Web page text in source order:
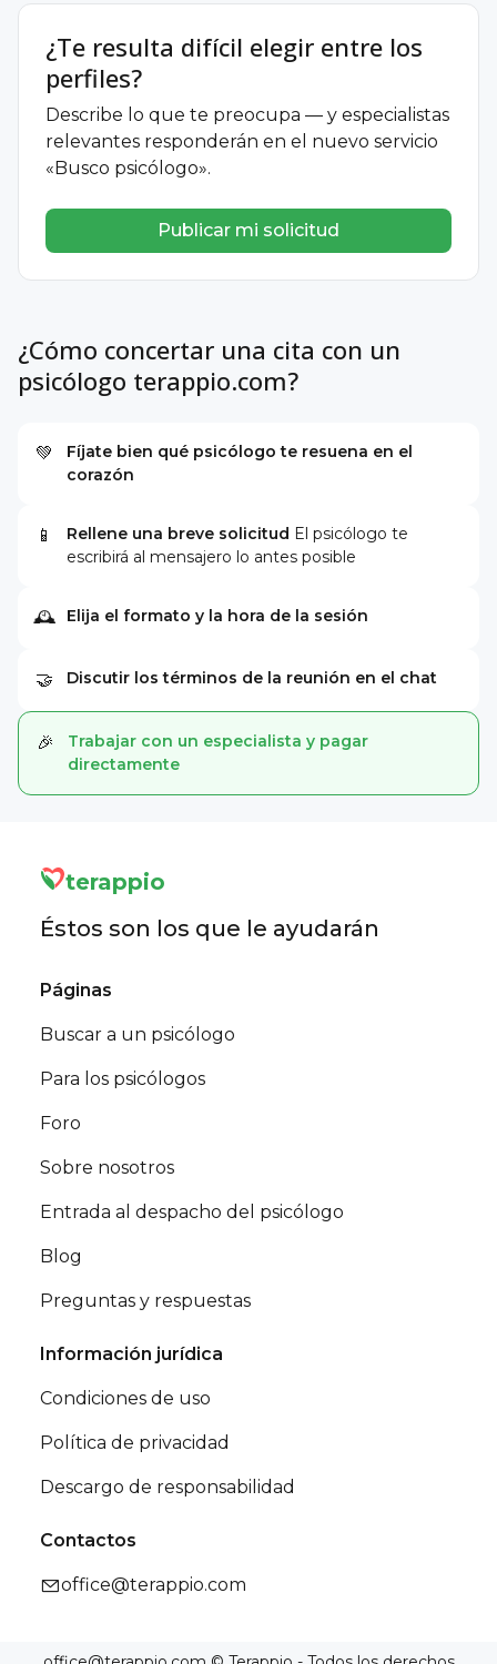
¿Te resulta difícil elegir entre los
perfiles?
Describe lo que te preocupa — y especialistas
relevantes responderán en el nuevo servicio
«Busco psicólogo».
Publicar mi solicitud
¿Cómo concertar una cita con un
psicólogo terappio.com?
💚
Fíjate bien qué psicólogo te resuena en el
corazón
📱 Rellene una breve solicitud El psicólogo te
escribirá al mensajero lo antes posible
🕰 Elija el formato y la hora de la sesión
🤝 Discutir los términos de la reunión en el chat
🎉
Trabajar con un especialista y pagar
directamente
terappio
Éstos son los que le ayudarán
Páginas
Buscar a un psicólogo
Para los psicólogos
Foro
Sobre nosotros
Entrada al despacho del psicólogo
Blog
Preguntas y respuestas
Información jurídica
Condiciones de uso
Política de privacidad
Descargo de responsabilidad
Contactos
office@terappio.com